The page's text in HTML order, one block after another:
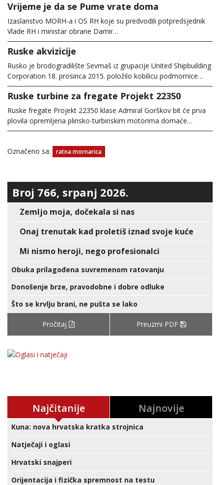
Vrijeme je da se Pume vrate doma
Izaslanstvo MORH-a i OS RH koje su predvodili potpredsjednik
Vlade RH i ministar obrane Damir…
Ruske akvizicije
Rusko je brodogradilište Sevmaš iz grupacije United Shipbuilding
Corporation 18. prosinca 2015. položilo kobilicu podmornice…
Ruske turbine za fregate Projekt 22350
Ruske fregate Projekt 22350 klase Admiral Gorškov bit će prva
plovila opremljena plinsko-turbinskim motorima domaće…
Označeno sa: ratna mornarica
Broj 766, srpanj 2026.
Zemljo moja, dočekala si nas
Onaj trenutak kad proletiš iznad svoje kuće
Mi nismo heroji, nego profesionalci
Obuka prilagođena suvremenom ratovanju
Donošenje brze, pravodobne i dobre odluke
Što se krvlju brani, ne pušta se lako
Pročitaj Preuzmi PDF
Najčitanije Najnovije
Kuna: nova hrvatska kratka strojnica
Natječaji i oglasi
Hrvatski snajperi
Orijentacija i fizička spremnost na testu